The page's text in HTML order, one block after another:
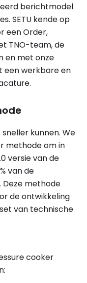
berichtmodel
SETU kende op
een Order,
TNO-team, de
en met onze
een werkbare en
kunnen. We
methode om in
versie van de
van de
methode
de ontwikkeling
van technische
cooker